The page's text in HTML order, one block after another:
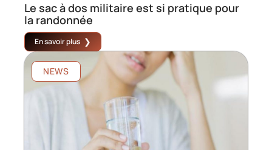
Le sac à dos militaire est si pratique pour
la randonnée
En savoir plus
NEWS